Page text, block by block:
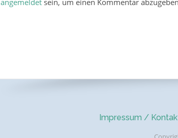
angemeldetsein, um einen Kommentar
Impressum /